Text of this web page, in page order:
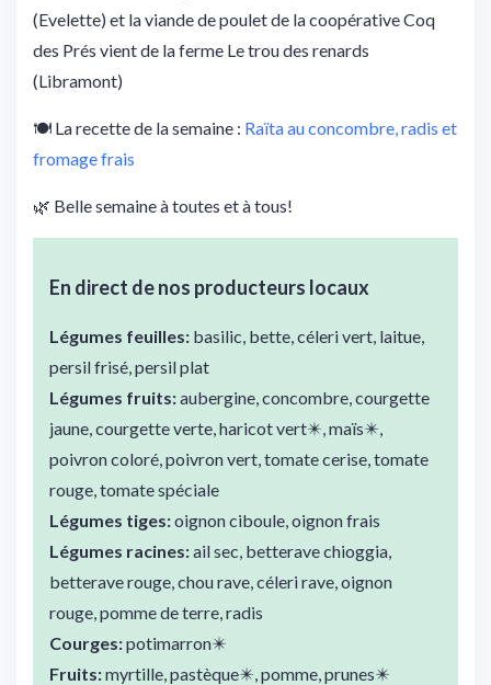
(Evelette) et la viande de poulet de la coopérative Coq
des Prés vient de la ferme Le trou des renards
(Libramont)
🍽️ La recette de la semaine : Raïta au concombre, radis et
fromage frais
🌿 Belle semaine à toutes et à tous!
En direct de nos producteurs locaux
Légumes feuilles: basilic, bette, céleri vert, laitue,
persil frisé, persil plat
Légumes fruits:aubergine, concombre, courgette
jaune, courgette verte, haricot vert✴️, maïs✴️,
poivron coloré, poivron vert, tomate cerise, tomate
rouge, tomate spéciale
Légumes tiges:oignon ciboule, oignon frais
Légumes racines:ail sec, betterave chioggia,
betterave rouge, chou rave, céleri rave, oignon
rouge, pomme de terre, radis
Courges:potimarron✴️
Fruits:myrtille, pastèque✴️, pomme, prunes✴️